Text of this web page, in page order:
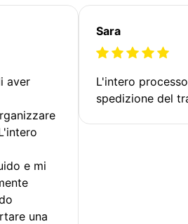
aver
e mi
una
Sara
L'intero
spedizione del